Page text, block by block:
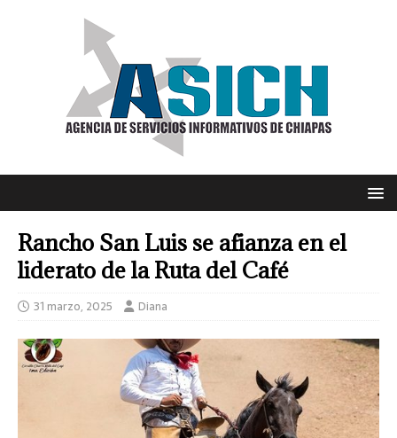
Rancho San Luis se afianza en el
liderato de la Ruta del Café
31 marzo, 2025 Diana